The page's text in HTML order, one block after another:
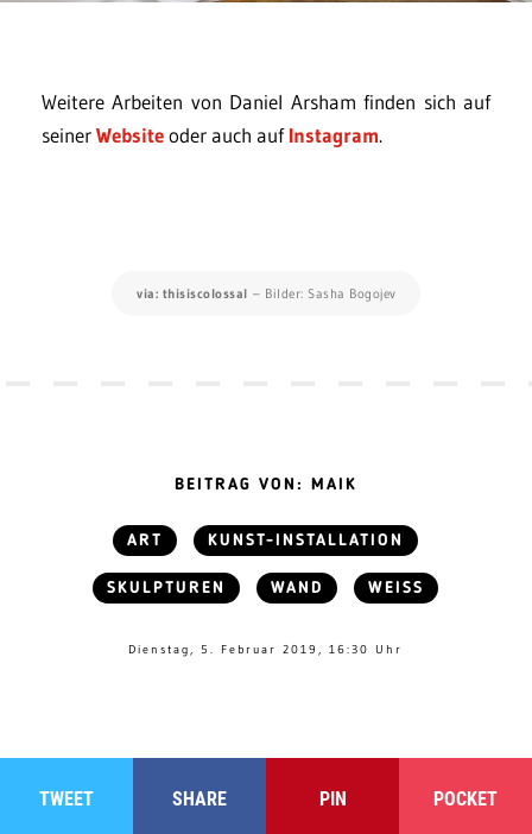
Weitere Arbeiten von Daniel Arsham finden sich auf
seinerWebsiteoder auch aufInstagram.
via: thisiscolossal – Bilder: Sasha Bogojev
BEITRAG VON: MAIK
ART KUNST-INSTALLATION
SKULPTUREN WAND WEISS
Dienstag, 5. Februar 2019, 16:30 Uhr
TWEET SHARE PIN POCKET